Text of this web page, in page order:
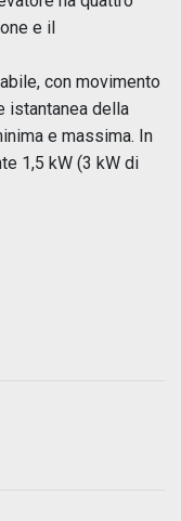
e il
con movimento
istantanea della
e massima. In
1,5 kW (3 kW di